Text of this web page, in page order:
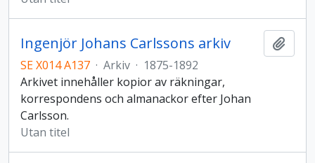
Ingenjör Johans Carlssons arkiv
SE X014 A137 · Arkiv · 1875-1892
Arkivet innehåller kopior av räkningar,
korrespondens och almanackor efter Johan
Carlsson.
Utan titel